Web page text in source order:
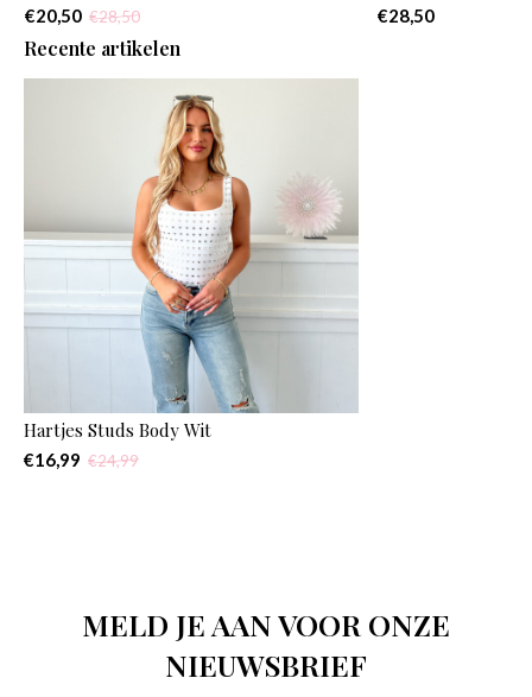
€20,50 €28,50 €28,50
Recente artikelen
Hartjes Studs Body Wit
€16,99 €24,99
MELD JE AAN VOOR ONZE
NIEUWSBRIEF